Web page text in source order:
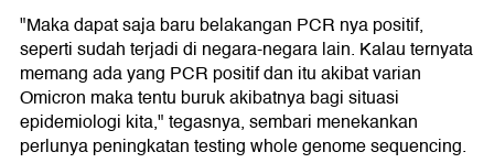
"Maka dapat saja baru belakangan PCR nya positif,
seperti sudah terjadi di negara-negara lain. Kalau ternyata
memang ada yang PCR positif dan itu akibat varian
Omicron maka tentu buruk akibatnya bagi situasi
epidemiologi kita," tegasnya, sembari menekankan
perlunya peningkatan testing whole genome sequencing.